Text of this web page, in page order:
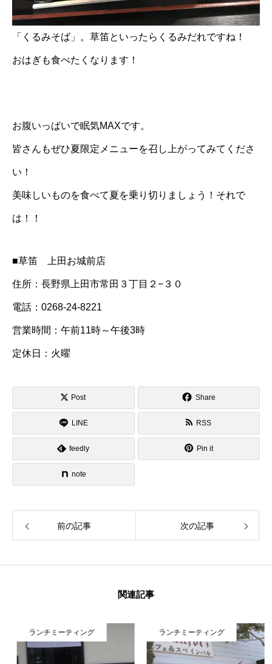
「くるみそば」。草笛といったらくるみだれですね！
おはぎも食べたくなります！
お腹いっぱいで眠気MAXです。
皆さんもぜひ夏限定メニューを召し上がってみてくださ
い！
美味しいものを食べて夏を乗り切りましょう！それで
は！！
■草笛 上田お城前店
住所：長野県上田市常田３丁目２−３０
電話：0268-24-8221
営業時間：午前11時～午後3時
定休日：火曜
Post Share
LINE RSS
feedly Pin it
note
前の記事 次の記事
関連記事
ランチミーティング ランチミーティング